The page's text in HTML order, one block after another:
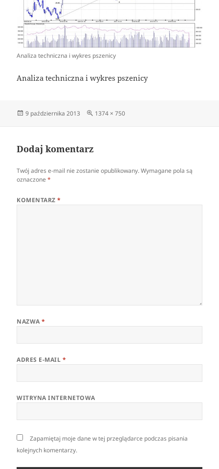
Analiza techniczna i wykres pszenicy
Analiza techniczna i wykres pszenicy
Data
9 października 2013
Pełny
1374 × 750
Dodaj komentarz
Twój adres e-mail nie zostanie opublikowany. Wymagane pola są
oznaczone*
KOMENTARZ*
NAZWA*
ADRES E-MAIL *
WITRYNA INTERNETOWA
Zapamiętaj moje dane w tej przeglądarce podczas pisania
kolejnych komentarzy.